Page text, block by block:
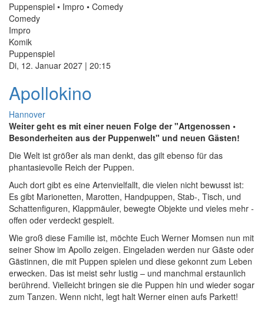
Puppenspiel • Impro • Comedy
Comedy
Impro
Komik
Puppenspiel
Di, 12. Januar 2027 | 20:15
Apollokino
Hannover
Weiter geht es mit einer neuen Folge der "Artgenossen •
Besonderheiten aus der Puppenwelt" und neuen Gästen!
Die Welt ist größer als man denkt, das gilt ebenso für das
phantasievolle Reich der Puppen.
Auch dort gibt es eine Artenvielfallt, die vielen nicht bewusst ist:
Es gibt Marionetten, Marotten, Handpuppen, Stab-, Tisch, und
Schattenfiguren, Klappmäuler, bewegte Objekte und vieles mehr -
offen oder verdeckt gespielt.
Wie groß diese Familie ist, möchte Euch Werner Momsen nun mit
seiner Show im Apollo zeigen. Eingeladen werden nur Gäste oder
Gästinnen, die mit Puppen spielen und diese gekonnt zum Leben
erwecken. Das ist meist sehr lustig – und manchmal erstaunlich
berührend. Vielleicht bringen sie die Puppen hin und wieder sogar
zum Tanzen. Wenn nicht, legt halt Werner einen aufs Parkett!